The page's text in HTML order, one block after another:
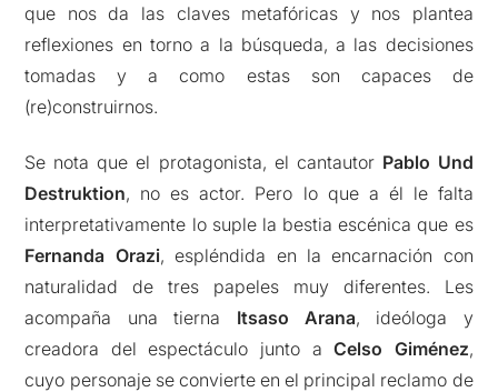
que nos da las claves metafóricas y nos plantea
reflexiones en torno a la búsqueda, a las decisiones
tomadas y a como estas son capaces de
(re)construirnos.
Se nota que el protagonista, el cantautor Pablo Und
Destruktion, no es actor. Pero lo que a él le falta
interpretativamente lo suple la bestia escénica que es
Fernanda Orazi, espléndida en la encarnación con
naturalidad de tres papeles muy diferentes. Les
acompaña una tierna Itsaso Arana, ideóloga y
creadora del espectáculo junto aCelso Giménez,
cuyo personaje se convierte en el principal reclamo de